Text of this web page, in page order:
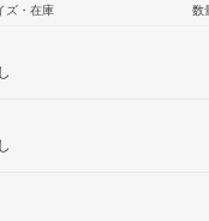
ズ・在庫 数